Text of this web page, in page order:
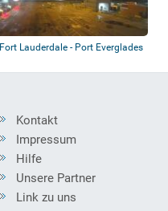
Fort Lauderdale - Port Everglades
Kontakt
Impressum
Hilfe
Unsere Partner
Link zu uns